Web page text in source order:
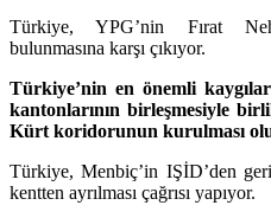
Türkiye, YPG’nin Fırat
bulunmasına karşı çıkıyor.
Türkiye’nin en önemli
kantonlarının birleşmesiyle
Kürt koridorunun kurulması
Türkiye, Menbiç’in IŞİD’den
kentten ayrılması çağrısı yapıyor.